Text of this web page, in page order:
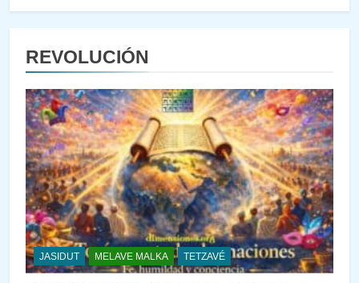
REVOLUCIÓN
JASIDUT MELAVE MALKA TETZAVÉ